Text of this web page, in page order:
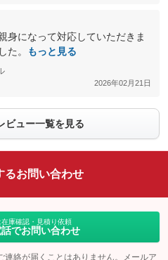
身になって対応していただきま
た。
もっと見る
2026年02月21日
ビュー一覧を見る
るお問い合わせ
在庫確認・見積り依頼
でお問い合わせ
連絡が届くことはありません。メールア